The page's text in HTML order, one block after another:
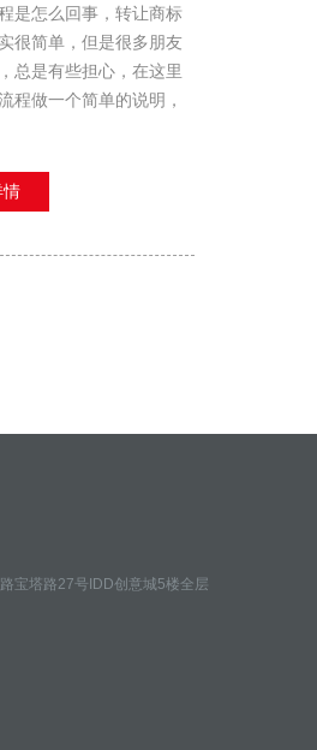
是怎么回事，转让商标
很简单，但是很多朋友
总是有些担心，在这里
程做一个简单的说明，
情
宝塔路27号IDD创意城5楼全层